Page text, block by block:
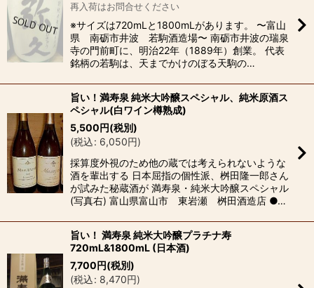
再入荷はお問合せください
※サイズは720mLと1800mLがあります。 〜富山
県 南砺市井波 若駒酒造場〜 南砺市井波の瑞泉
寺の門前町に、明治22年（1889年）創業。 代表
銘柄の若駒は、天までかけのぼる天駒の…
旨い！満寿泉 純米大吟醸スペシャル、純米原酒ス
ペシャル(白ワイン樽熟成)
5,500円(税別)
(税込: 6,050円)
採算度外視のため他の蔵では考えられないような
酒を輩出する 日本屈指の個性派、桝田隆一郎さん
が試みた秘蔵酒が 満寿泉・純米大吟醸スペシャル
(写真右) 富山県富山市 東岩瀬 桝田酒造店 ●…
旨い！ 満寿泉 純米大吟醸プラチナ寿
720mL&1800mL (日本酒)
7,700円(税別)
(税込: 8,470円)